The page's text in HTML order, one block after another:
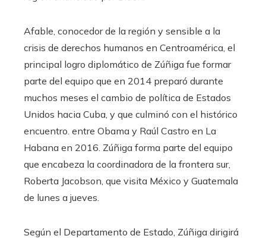
Afable, conocedor de la región y sensible a la
crisis de derechos humanos en Centroamérica, el
principal logro diplomático de Zúñiga fue formar
parte del equipo que en 2014 preparó durante
muchos meses el cambio de política de Estados
Unidos hacia Cuba, y que culminó con el histórico
encuentro. entre Obama y Raúl Castro en La
Habana en 2016. Zúñiga forma parte del equipo
que encabeza la coordinadora de la frontera sur,
Roberta Jacobson, que visita México y Guatemala
de lunes a jueves.
Según el Departamento de Estado, Zúñiga dirigirá